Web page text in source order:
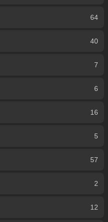
64
40
7
6
16
5
57
2
12